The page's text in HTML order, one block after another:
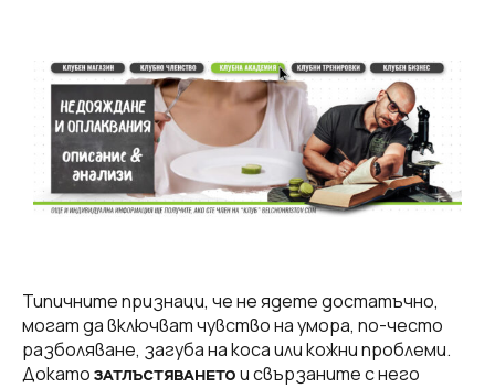
Типичните признаци, че не ядете достатъчно,
могат да включват чувство на умора, по-често
разболяване, загуба на коса или кожни проблеми.
Докато ЗАТЛЪСТЯВАНЕТО и свързаните с него